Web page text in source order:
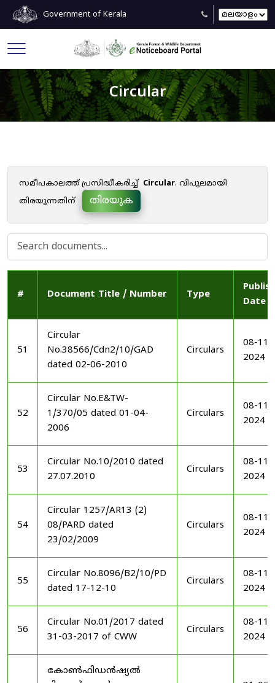
Government of Kerala
Circular
സമീപകാലത്ത് പ്രസിദ്ധീകരിച്ച് Circular. വിപുലമായി
തിരയുന്നതിന്
തിരയുക
# Document Title / Number Type
Date
51
Circular
No.38566/Cdn2/10/GAD
dated 02-06-2010
Circulars
08-11-
2024
52
Circular No.E&TW-
1/370/05 dated 01-04-
2006
Circulars
08-11-
2024
53
Circular No.10/2010 dated
27.07.2010
Circulars
08-11-
2024
54
Circular 1257/AR13 (2)
08/PARD dated
23/02/2009
Circulars
08-11-
2024
55
Circular No.8096/B2/10/PD
dated 17-12-10
Circulars
08-11-
2024
56
Circular No.01/2017 dated
31-03-2017 of CWW
Circulars
08-11-
2024
കോൺഫിഡൻഷ്യൽ